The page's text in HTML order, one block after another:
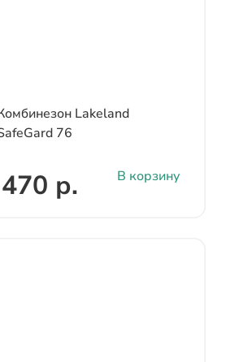
Lakeland
76
470 р. В корзину